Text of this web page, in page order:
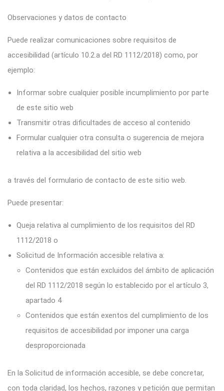
Observaciones y datos de contacto
Puede realizar comunicaciones sobre requisitos de
accesibilidad (artículo 10.2.a del RD 1112/2018) como, por
ejemplo:
Informar sobre cualquier posible incumplimiento por parte
de este sitio web
Transmitir otras dificultades de acceso al contenido
Formular cualquier otra consulta o sugerencia de mejora
relativa a la accesibilidad del sitio web
a través del formulario de contacto de este sitio web.
Puede presentar:
Queja relativa al cumplimiento de los requisitos del RD
1112/2018 o
Solicitud de Información accesible relativa a:
Contenidos que están excluidos del ámbito de aplicación
del RD 1112/2018 según lo establecido por el artículo 3,
apartado 4
Contenidos que están exentos del cumplimiento de los
requisitos de accesibilidad por imponer una carga
desproporcionada
En la Solicitud de información accesible, se debe concretar,
con toda claridad, los hechos, razones y petición que permitan